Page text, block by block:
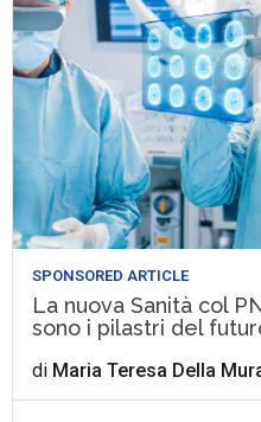
SPONSORED ARTICLE
La nuova Sanità col
sono i pilastri del
di Maria Teresa Della